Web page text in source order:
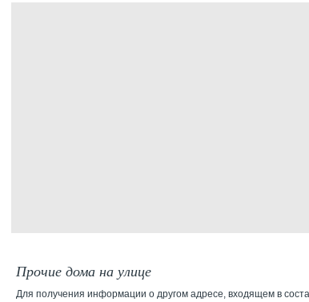
Прочие дома на улице
Для получения информации о другом адресе, входящем в